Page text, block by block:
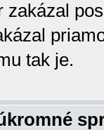
zakázal
tak je.